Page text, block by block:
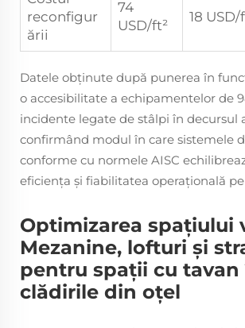
reconfigur
ării
74
USD/ft²
18 USD/
Datele obținute după punerea în
o accesibilitate a echipamentelor de
incidente legate de stâlpi în decursul
confirmând modul în care sistemele
conforme cu normele AISC
eficiența și fiabilitatea operațională
Optimizarea spațiului
Mezanine, lofturi și
pentru spații cu
clădirile din oțel